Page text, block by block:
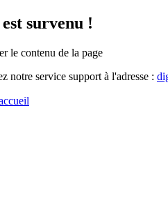
survenu !
le contenu de la page
notre service support à l'adresse :